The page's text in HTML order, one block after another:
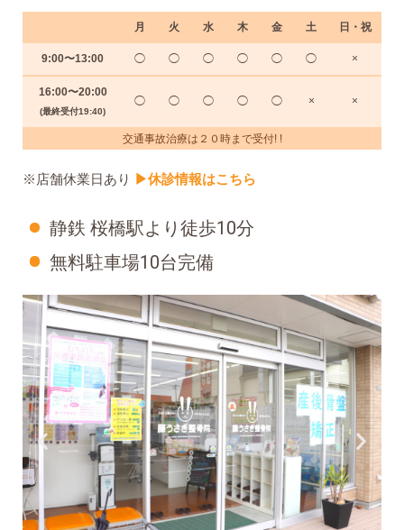
月 火 水 木 金 土 日・祝
9:00〜13:00 ◯ ◯ ◯ ◯ ◯ ◯ ×
16:00〜20:00
(最終受付19:40)
◯ ◯ ◯ ◯ ◯ × ×
交通事故治療は２０時まで受付! !
※店舗休業日あり ▶︎休診情報はこちら
静鉄 桜橋駅より徒歩10分
無料駐車場10台完備